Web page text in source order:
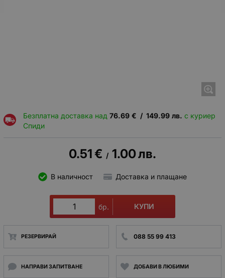
Безплатна доставка над 76.69 € / 149.99 лв. с куриер
Спиди
0.51€ / 1.00лв.
В наличност Доставка и плащане
бр. КУПИ
РЕЗЕРВИРАЙ 088 55 99 413
НАПРАВИ ЗАПИТВАНЕ ДОБАВИ В ЛЮБИМИ